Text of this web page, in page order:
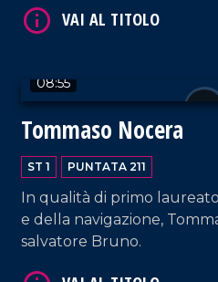
08:55
Tommaso Nocera
ST 1 PUNTATA 211
In qualità di primo
e della navigazione,
salvatore Bruno.
VAI AL TITOLO